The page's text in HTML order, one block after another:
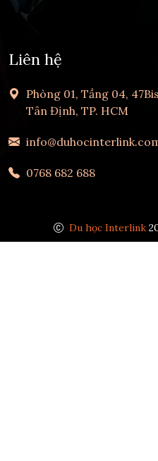
Liên hệ
Phòng 01, Tầng 04,
Tân Định, TP. HCM
0768 682 688
Du học Interlink